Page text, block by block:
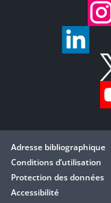
Adresse bibliographique
Conditions d’utilisation
Protection des données
Accessibilité